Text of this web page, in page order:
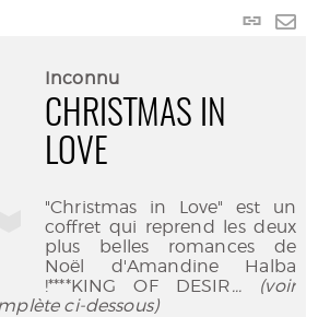
Lien
Inconnu
CHRISTMAS IN
LOVE
"Christmas in Love" est un
coffret qui reprend les deux
plus belles romances de
Noël d'Amandine Halba
!****KING OF DESIR... (voir
ci-dessous)